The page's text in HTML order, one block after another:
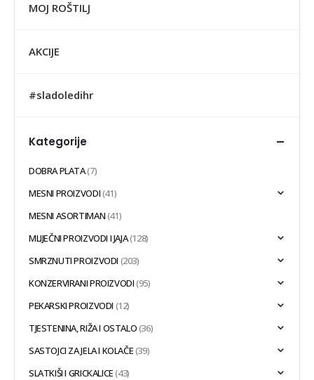
MOJ ROŠTILJ
AKCIJE
#sladoledihr
Kategorije
DOBRA PLATA(7)
MESNI PROIZVODI(41)
MESNI ASORTIMAN(41)
MLIJEČNI PROIZVODI I JAJA(128)
SMRZNUTI PROIZVODI (203)
KONZERVIRANI PROIZVODI(95)
PEKARSKI PROIZVODI (12)
TJESTENINA, RIŽA I OSTALO(36)
SASTOJCI ZA JELA I KOLAČE(39)
SLATKIŠI I GRICKALICE(43)